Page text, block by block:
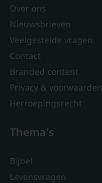
Over ons
Nieuwsbrieven
Veelgestelde vragen
Contact
Branded content
Privacy & voorwaarden
Herroepingsrecht
Thema's
Bijbel
Levensvragen